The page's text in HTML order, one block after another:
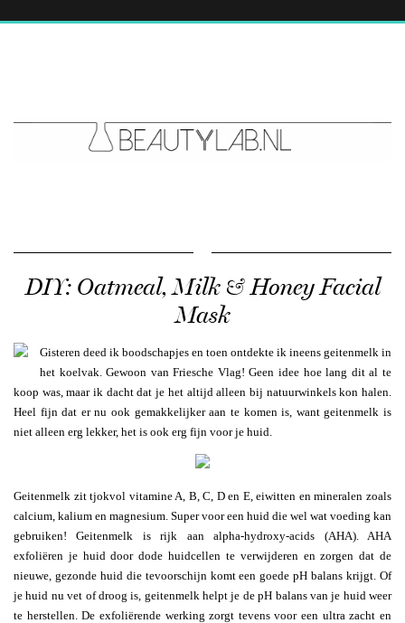
DIY: Oatmeal, Milk & Honey Facial
Mask
Gisteren deed ik boodschapjes en toen ontdekte ik ineens geitenmelk in
het koelvak. Gewoon van Friesche Vlag! Geen idee hoe lang dit al te
koop was, maar ik dacht dat je het altijd alleen bij natuurwinkels kon halen.
Heel fijn dat er nu ook gemakkelijker aan te komen is, want geitenmelk is
niet alleen erg lekker, het is ook erg fijn voor je huid.
Geitenmelk zit tjokvol vitamine A, B, C, D en E, eiwitten en mineralen zoals
calcium, kalium en magnesium. Super voor een huid die wel wat voeding kan
gebruiken! Geitenmelk is rijk aan alpha-hydroxy-acids (AHA). AHA
exfoliëren je huid door dode huidcellen te verwijderen en zorgen dat de
nieuwe, gezonde huid die tevoorschijn komt een goede pH balans krijgt. Of
je huid nu vet of droog is, geitenmelk helpt je de pH balans van je huid weer
te herstellen. De exfoliërende werking zorgt tevens voor een ultra zacht en